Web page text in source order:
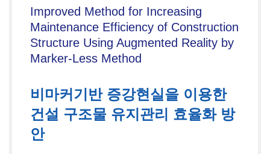
Improved Method for Increasing
Maintenance Efficiency of Construction
Structure Using Augmented Reality by
Marker-Less Method
비마커기반 증강현실을 이용한
건설 구조물 유지관리 효율화 방
안